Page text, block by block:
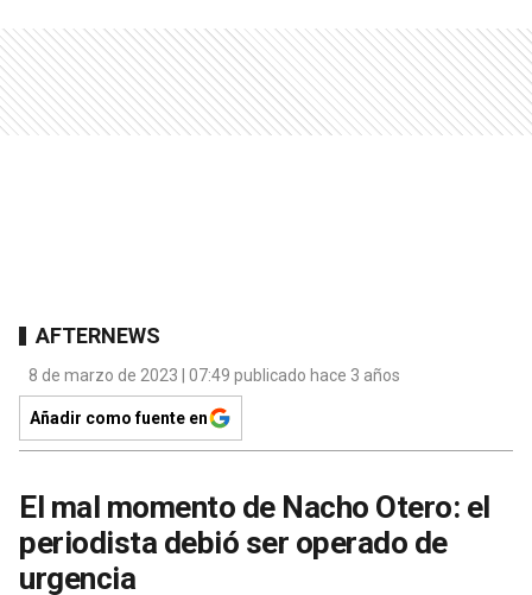
AFTERNEWS
8 de marzo de 2023 | 07:49 publicado hace 3 años
Añadir como fuente en
El mal momento de Nacho Otero: el
periodista debió ser operado de
urgencia